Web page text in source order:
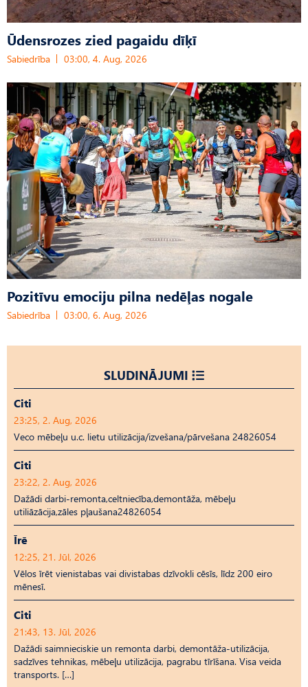
Ūdensrozes zied pagaidu dīķī
Sabiedrība 03:00, 4. Aug, 2026
Pozitīvu emociju pilna nedēļas nogale
Sabiedrība 03:00, 6. Aug, 2026
SLUDINĀJUMI
Citi
23:25, 2. Aug, 2026
Veco mēbeļu u.c. lietu utilizācija/izvešana/pārvešana 24826054
Citi
23:22, 2. Aug, 2026
Dažādi darbi-remonta,celtniecība,demontāža, mēbeļu
utiliāzācija,zāles pļaušana24826054
Īrē
12:25, 21. Jūl, 2026
Vēlos īrēt vienistabas vai divistabas dzīvokli cēsīs, līdz 200 eiro
mēnesī.
Citi
21:43, 13. Jūl, 2026
Dažādi saimnieciskie un remonta darbi, demontāža-utilizācija,
sadzīves tehnikas, mēbeļu utilizācija, pagrabu tīrīšana. Visa veida
transports. […]